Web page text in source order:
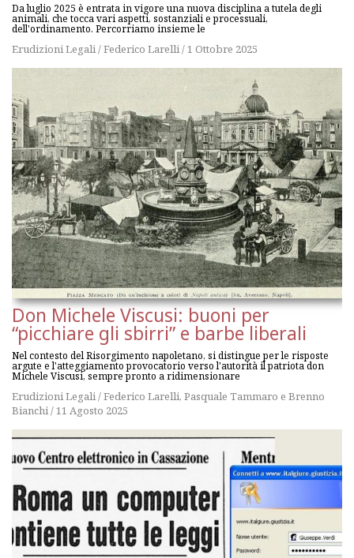
Da luglio 2025 è entrata in vigore una nuova disciplina a tutela degli
animali, che tocca vari aspetti, sostanziali e processuali,
dell'ordinamento. Percorriamo insieme le
Erudizioni Legali/Federico Larelli/1 Ottobre 2025
Don Michele Viscusi: buoni per
“picchiare gli sbirri” e barbe liberali
Nel contesto del Risorgimento napoletano, si distingue per le risposte
argute e l'atteggiamento provocatorio verso l'autorità il patriota don
Michele Viscusi, sempre pronto a ridimensionare
Erudizioni Legali/Federico Larelli, Pasquale Tammaro e Brenno
Bianchi/11 Agosto 2025